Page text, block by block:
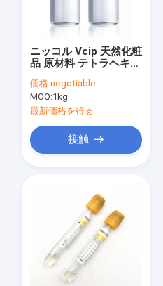
ニッコル Vcip 天然化粧
品 原材料 テトラヘキシ
液体
価格:negotiable
MOQ:1kg
最新価格を得る
接触